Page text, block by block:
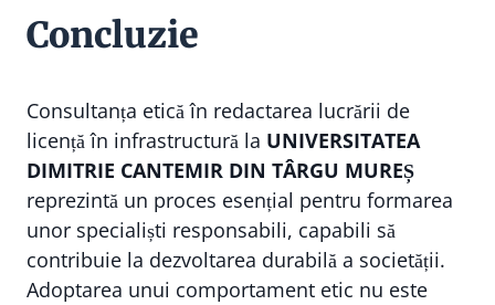
Concluzie
Consultanța etică în redactarea lucrării de
licență în infrastructură la UNIVERSITATEA
DIMITRIE CANTEMIR DIN TÂRGU MUREȘ
reprezintă un proces esențial pentru formarea
unor specialiști responsabili, capabili să
contribuie la dezvoltarea durabilă a societății.
Adoptarea unui comportament etic nu este